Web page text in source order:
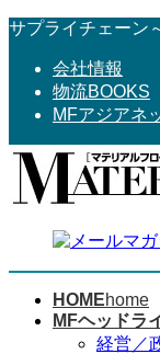
コ
へ
ス
ナ
ョ
ン
サプライチェーン
会社情報
物流BOOKS
MFアジアネ
HOMEhome
MFヘッドラ
経営／